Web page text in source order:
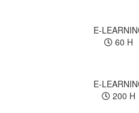
E-
60 H
E-
200 H